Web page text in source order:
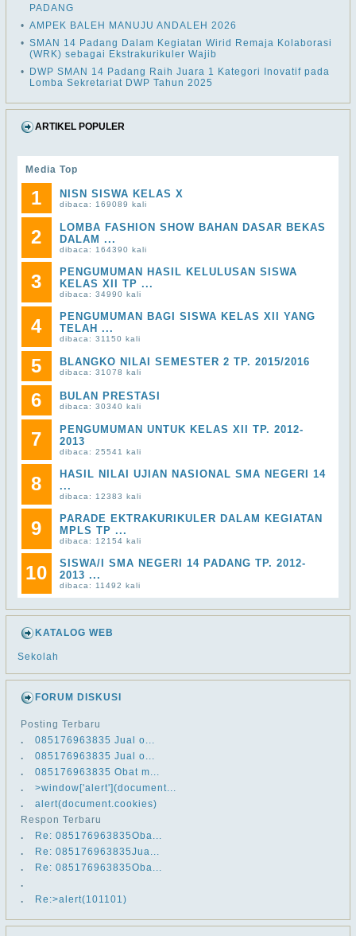
PADANG
• AMPEK BALEH MANUJU ANDALEH 2026
• SMAN 14 Padang Dalam Kegiatan Wirid Remaja Kolaborasi
(WRK) sebagai Ekstrakurikuler Wajib
•
DWP SMAN 14 Padang Raih Juara 1 Kategori Inovatif pada
Lomba Sekretariat DWP Tahun 2025
ARTIKEL POPULER
Media Top
1 NISN SISWA KELAS X
dibaca: 169089 kali
2
LOMBA FASHION SHOW BAHAN DASAR BEKAS
DALAM ...
dibaca: 164390 kali
3
PENGUMUMAN HASIL KELULUSAN SISWA
KELAS XII TP ...
dibaca: 34990 kali
4
PENGUMUMAN BAGI SISWA KELAS XII YANG
TELAH ...
dibaca: 31150 kali
5 BLANGKO NILAI SEMESTER 2 TP. 2015/2016
dibaca: 31078 kali
6 BULAN PRESTASI
dibaca: 30340 kali
7
PENGUMUMAN UNTUK KELAS XII TP. 2012-
2013
dibaca: 25541 kali
8
HASIL NILAI UJIAN NASIONAL SMA NEGERI 14
...
dibaca: 12383 kali
9
PARADE EKTRAKURIKULER DALAM KEGIATAN
MPLS TP ...
dibaca: 12154 kali
10
SISWA/I SMA NEGERI 14 PADANG TP. 2012-
2013 ...
dibaca: 11492 kali
KATALOG WEB
Sekolah
FORUM DISKUSI
Posting Terbaru
.
​​085176963835 Jual o...
.
​​085176963835 Jual o...
.
​​085176963835 Obat m...
.
>window['alert'](document...
.
alert(document.cookies)
Respon Terbaru
.
Re: ​​085176963835Oba...
.
Re: ​​085176963835Jua...
.
Re: ​​085176963835Oba...
.
.
Re:>alert(101101)